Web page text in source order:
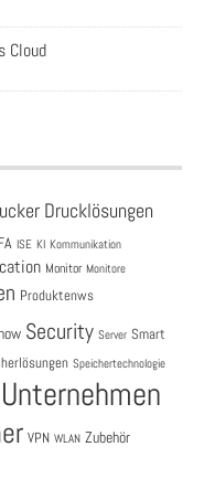
Cloud
Drucklösungen
ISE KI Kommunikation
Monitor Monitore
Produktenws
Security Server Smart
Speichertechnologie
Unternehmen
VPN WLAN Zubehör